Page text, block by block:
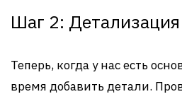
Шаг 2:
Теперь, когда у нас есть
время добавить детали.